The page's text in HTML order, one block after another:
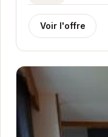
Voir l'offre